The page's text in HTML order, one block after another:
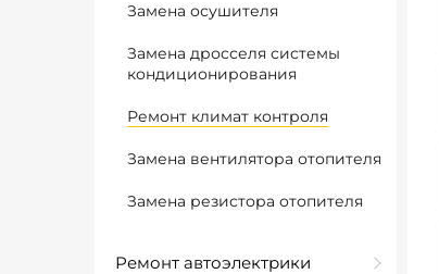
Замена осушителя
Замена дросселя системы
кондиционирования
Ремонт климат контроля
Замена вентилятора отопителя
Замена резистора отопителя
Ремонт автоэлектрики